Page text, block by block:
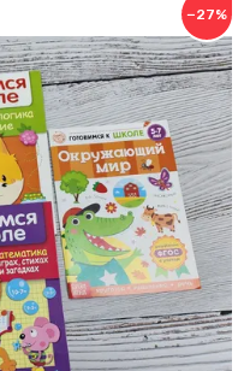
−27%